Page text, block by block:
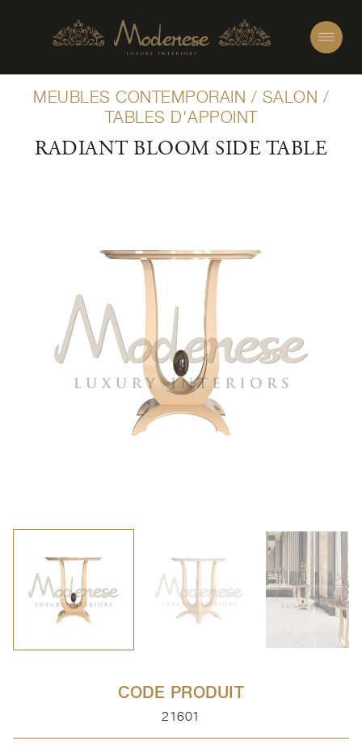
MEUBLES CONTEMPORAIN / SALON /
TABLES D'APPOINT
RADIANT BLOOM SIDE TABLE
CODE PRODUIT
21601